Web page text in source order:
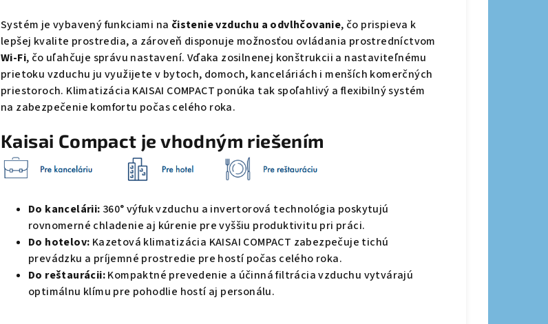
Systém je vybavený funkciami na čistenie vzduchu a odvlhčovanie, čo prispieva k
lepšej kvalite prostredia, a zároveň disponuje možnosťou ovládania prostredníctvom
Wi-Fi, čo uľahčuje správu nastavení. Vďaka zosilnenej konštrukcii a nastaviteľnému
prietoku vzduchu ju využijete v bytoch, domoch, kanceláriách i menších komerčných
priestoroch. Klimatizácia KAISAI COMPACT ponúka tak spoľahlivý a flexibilný systém
na zabezpečenie komfortu počas celého roka.
Kaisai Compact je vhodným riešením
Do kancelárii: 360° výfuk vzduchu a invertorová technológia poskytujú
rovnomerné chladenie aj kúrenie pre vyššiu produktivitu pri práci.
Do hotelov: Kazetová klimatizácia KAISAI COMPACT zabezpečuje tichú
prevádzku a príjemné prostredie pre hostí počas celého roka.
Do reštaurácii:Kompaktné prevedenie a účinná filtrácia vzduchu vytvárajú
optimálnu klímu pre pohodlie hostí aj personálu.